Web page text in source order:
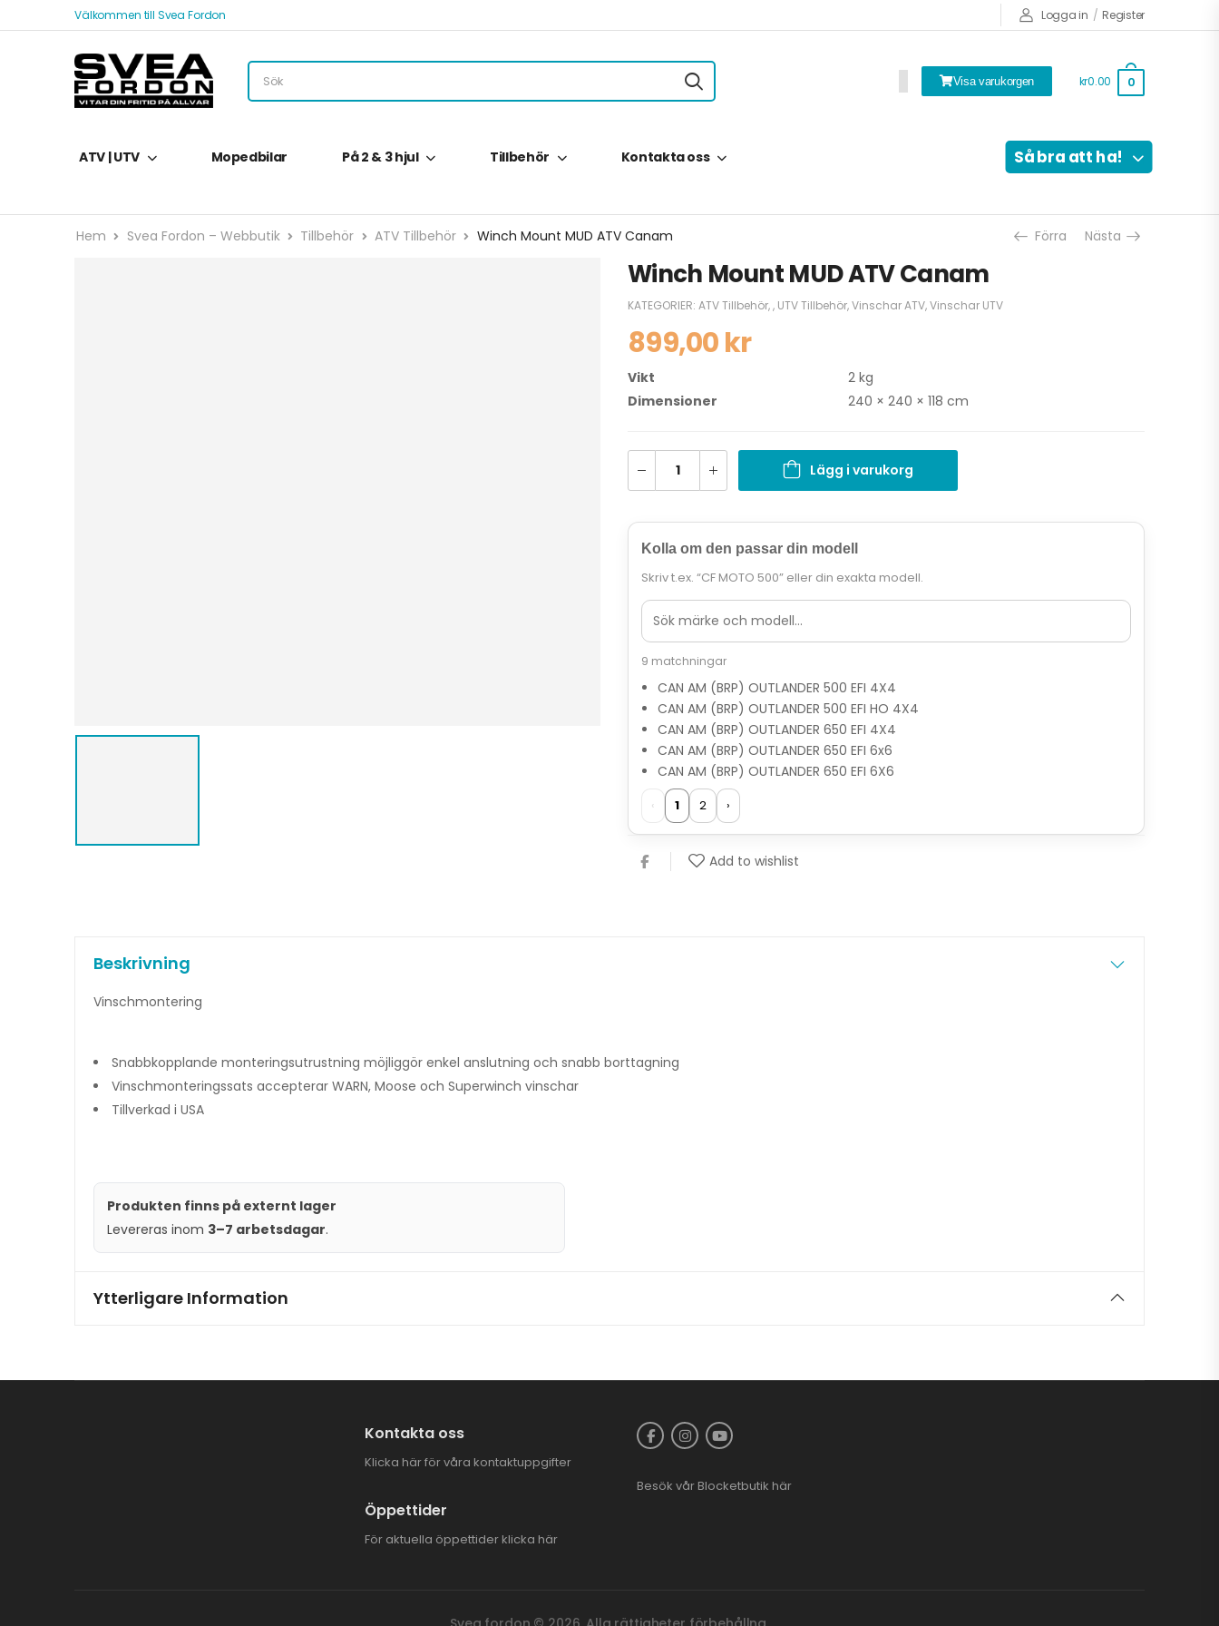
Välkommen till Svea Fordon Logga in / Register
Visa varukorgen kr0.00 0
ATV | UTV Mopedbilar På 2 & 3 hjul Tillbehör Kontakta oss Så bra att ha!
Hem Svea Fordon – Webbutik Tillbehör ATV Tillbehör Winch Mount MUD ATV Canam Förra Nästa
Winch Mount MUD ATV Canam
KATEGORIER: ATV Tillbehör,, UTV Tillbehör,Vinschar ATV,Vinschar UTV
899,00kr
Vikt
2 kg
Dimensioner
240 × 240 × 118 cm
Lägg i varukorg
Kolla om den passar din modell
Skriv t.ex. “CF MOTO 500” eller din exakta modell.
9 matchningar
CAN AM (BRP) OUTLANDER 500 EFI 4X4
CAN AM (BRP) OUTLANDER 500 EFI HO 4X4
CAN AM (BRP) OUTLANDER 650 EFI 4X4
CAN AM (BRP) OUTLANDER 650 EFI 6x6
CAN AM (BRP) OUTLANDER 650 EFI 6X6
‹ 1 2 ›
Add to wishlist
Beskrivning
Vinschmontering
Snabbkopplande monteringsutrustning möjliggör enkel anslutning och snabb borttagning
Vinschmonteringssats accepterar WARN, Moose och Superwinch vinschar
Tillverkad i USA
Produkten finns på externt lager
Levereras inom 3–7 arbetsdagar.
Ytterligare Information
Kontakta oss
Klicka här för våra kontaktuppgifter
Öppettider
För aktuella öppettider klicka här
Besök vår Blocketbutik här